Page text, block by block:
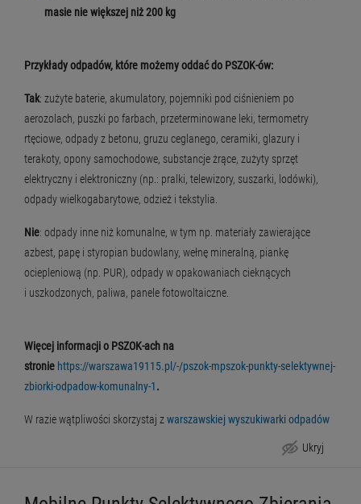
Ukryj
masie nie większej niż 200 kg
Przykłady odpadów, które możemy oddać do PSZOK-ów:
Tak: zużyte baterie, akumulatory, pojemniki pod ciśnieniem po
aerozolach, puszki po farbach, przeterminowane leki, termometry
rtęciowe, odpady z betonu, gruzu ceglanego, ceramiki, glazury i
terakoty, opony samochodowe, substancje żrące, zużyty sprzęt
elektryczny i elektroniczny (np.: pralki, telewizory, suszarki, lodówki),
odpady wielkogabarytowe, odzież i tekstylia.
Nie: odpady inne niż komunalne, w tym np. materiały zawierające
azbest, papę i styropian budowlany, wełnę mineralną, piankę
ociepleniową (np. PUR), odpady w opakowaniach cieknących
i uszkodzonych, paliwa, panele fotowoltaiczne.
Więcej informacji o PSZOK-ach na
stronie https://warszawa19115.pl/-/pszok-mpszok-punkty-selektywnej-
zbiorki-odpadow-komunalny-1.
W razie wątpliwości skorzystaj zwarszawskiej wyszukiwarki odpadów